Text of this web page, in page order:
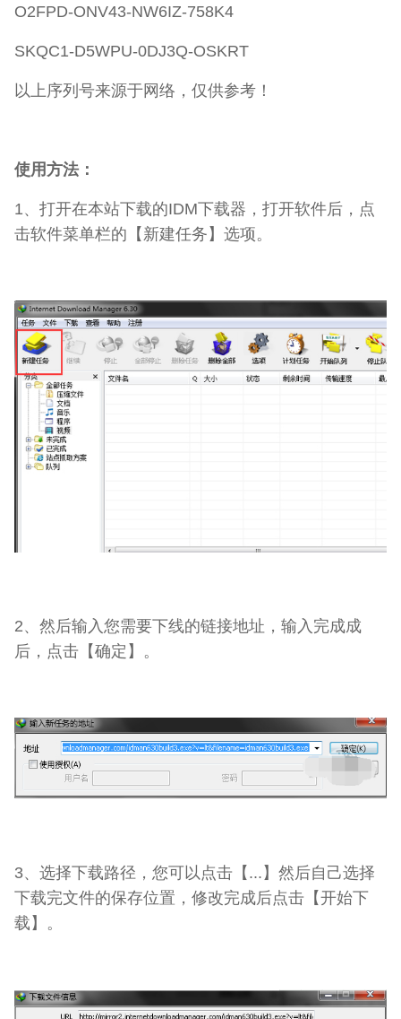
O2FPD-ONV43-NW6IZ-758K4
SKQC1-D5WPU-0DJ3Q-OSKRT
以上序列号来源于网络，仅供参考！
使用方法：
1、打开在本站下载的IDM下载器，打开软件后，点
击软件菜单栏的【新建任务】选项。
2、然后输入您需要下线的链接地址，输入完成成
后，点击【确定】。
3、选择下载路径，您可以点击【...】然后自己选择
下载完文件的保存位置，修改完成后点击【开始下
载】。